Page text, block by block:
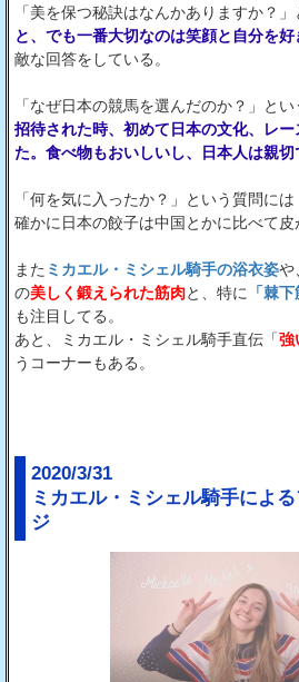
「美を保つ秘訣はなんかありますか？
と、でも一番大切なのは笑顔と自分を好
敵な回答をしている。
「なぜ日本の競馬を選んだのか？」と
招待された時、初めて日本の文化、レ
た。食べ物もおいしいし、日本人は親切
「何を気に入ったか？」という質問には
確かに日本の餃子は中国とかに比べて皮
また ミカエル・ミシェル騎手の浴衣姿や
の美しく鍛えられた筋肉と、特に 「棘
も注目してる。
あと、ミカエル・ミシェル騎手直伝「強
うコーナーもある。
2020/3/31
ミカエル・ミシェル騎手によ
ジ